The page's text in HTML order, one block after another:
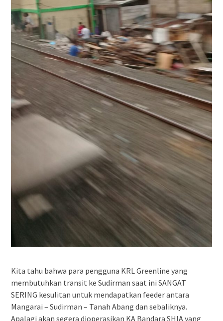
Kita tahu bahwa para pengguna KRL Greenline yang
membutuhkan transit ke Sudirman saat ini SANGAT
SERING kesulitan untuk mendapatkan feeder antara
Mangarai – Sudirman – Tanah Abang dan sebaliknya.
Apalagi akan segera dioperasikan KA Bandara SHIA yang